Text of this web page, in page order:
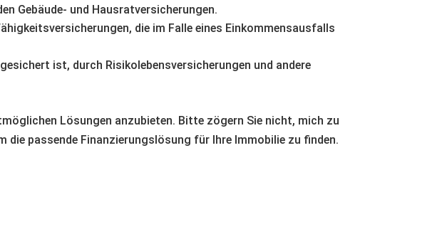
Gebäude- und Hausratversicherungen.
die im Falle eines Einkommensausfalls
ist, durch Risikolebensversicherungen und andere
Lösungen anzubieten. Bitte zögern Sie nicht, mich zu
die passende Finanzierungslösung für Ihre Immobilie zu finden.